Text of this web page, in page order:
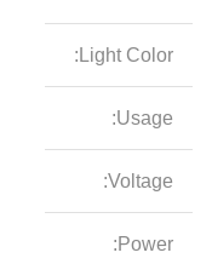
Light Color:
Usage:
Voltage:
Power: